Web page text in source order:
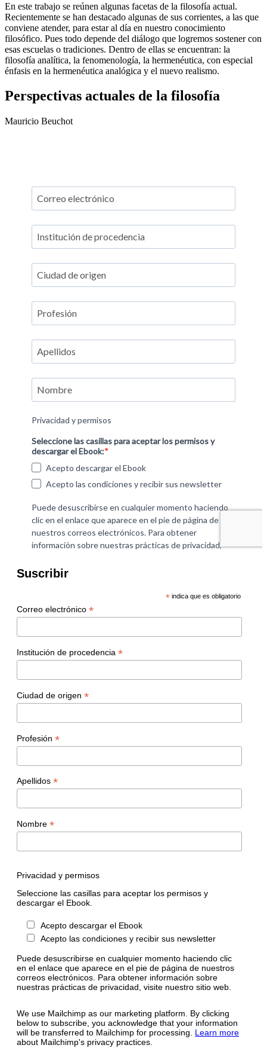
En este trabajo se reúnen algunas facetas de la filosofía actual.
Recientemente se han destacado algunas de sus corrientes, a las que
conviene atender, para estar al día en nuestro conocimiento
filosófico. Pues todo depende del diálogo que logremos sostener con
esas escuelas o tradiciones. Dentro de ellas se encuentran: la
filosofía analítica, la fenomenología, la hermenéutica, con especial
énfasis en la hermenéutica analógica y el nuevo realismo.
Perspectivas actuales de la filosofía
Mauricio Beuchot
Suscribir
* indica que es obligatorio
Correo electrónico *
Institución de procedencia *
Ciudad de origen *
Profesión *
Apellidos *
Nombre *
Privacidad y permisos
Seleccione las casillas para aceptar los permisos y
descargar el Ebook.
Acepto descargar el Ebook
Acepto las condiciones y recibir sus newsletter
Puede desuscribirse en cualquier momento haciendo clic
en el enlace que aparece en el pie de página de nuestros
correos electrónicos. Para obtener información sobre
nuestras prácticas de privacidad, visite nuestro sitio web.
We use Mailchimp as our marketing platform. By clicking
below to subscribe, you acknowledge that your information
will be transferred to Mailchimp for processing. Learn more
about Mailchimp's privacy practices.